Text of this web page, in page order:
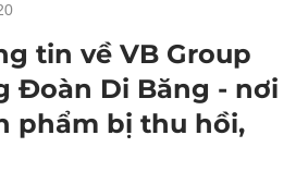
tin về VB Group
Đoàn Di Băng - nơi
phẩm bị thu hồi,